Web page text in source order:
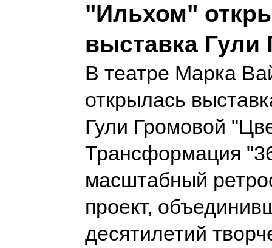
"Ильхом"
выставка Гули
В театре Марка
открылась
Гули Громовой
Трансформация
масштабный
проект,
десятилетий